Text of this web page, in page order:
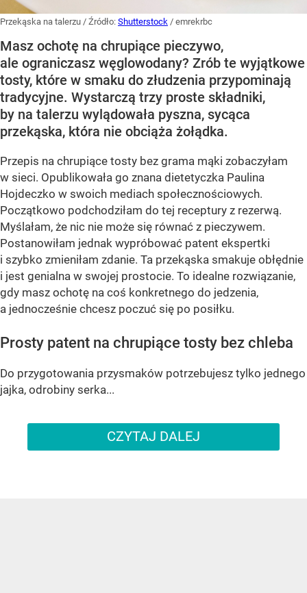
Przekąska na talerzu / Źródło: Shutterstock / emrekrbc
Masz ochotę na chrupiące pieczywo,
ale ograniczasz węglowodany? Zrób te wyjątkowe
tosty, które w smaku do złudzenia przypominają
tradycyjne. Wystarczą trzy proste składniki,
by na talerzu wylądowała pyszna, sycąca
przekąska, która nie obciąża żołądka.
Przepis na chrupiące tosty bez grama mąki zobaczyłam
w sieci. Opublikowała go znana dietetyczka Paulina
Hojdeczko w swoich mediach społecznościowych.
Początkowo podchodziłam do tej receptury z rezerwą.
Myślałam, że nic nie może się równać z pieczywem.
Postanowiłam jednak wypróbować patent ekspertki
i szybko zmieniłam zdanie. Ta przekąska smakuje obłędnie
i jest genialna w swojej prostocie. To idealne rozwiązanie,
gdy masz ochotę na coś konkretnego do jedzenia,
a jednocześnie chcesz poczuć się po posiłku.
Prosty patent na chrupiące tosty bez chleba
Do przygotowania przysmaków potrzebujesz tylko jednego
jajka, odrobiny serka...
CZYTAJ DALEJ